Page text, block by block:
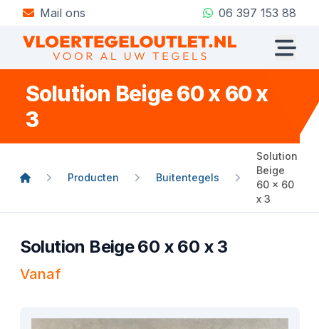
Mail ons 06 397 153 88
Solution Beige 60 x 60 x
3
Producten Buitentegels
Solution
Beige
60 x 60
x 3
Solution Beige 60 x 60 x 3
Vanaf